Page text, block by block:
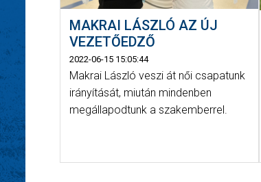
MAKRAI LÁSZLÓ AZ ÚJ
VEZETŐEDZŐ
2022-06-15 15:05:44
Makrai László veszi át női csapatunk
irányítását, miután mindenben
megállapodtunk a szakemberrel.